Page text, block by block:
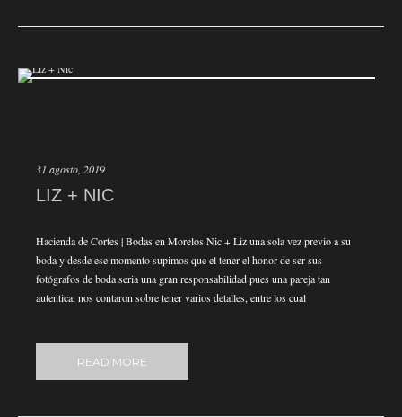
31 agosto, 2019
LIZ + NIC
Hacienda de Cortes | Bodas en Morelos Nic + Liz una sola vez previo a su
boda y desde ese momento supimos que el tener el honor de ser sus
fotógrafos de boda seria una gran responsabilidad pues una pareja tan
autentica, nos contaron sobre tener varios detalles, entre los cual
READ MORE